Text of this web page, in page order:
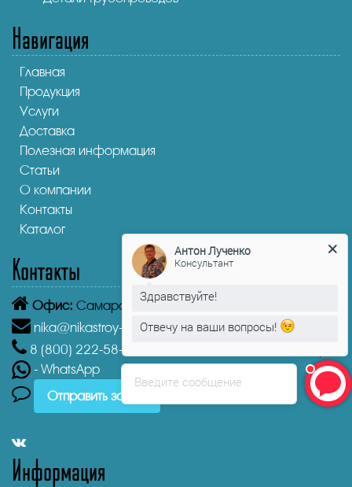
Навигация
Главная
Продукция
Услуги
Доставка
Полезная информация
Статьи
О компании
Контакты
Каталог
Контакты
Офис: Самара,
Демократическая улица, 45А
nika@nikastroy-msk.ru
8 (800) 222-58-30
- WhatsApp
Отправить заявку
Информация
Введите сообщение
Антон Лученко
Консультант
Здравствуйте!